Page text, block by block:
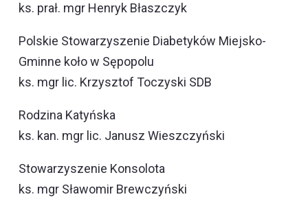
ks. prał. mgr Henryk Błaszczyk
Polskie Stowarzyszenie Diabetyków Miejsko-
Gminne koło w Sępopolu
ks. mgr lic. Krzysztof Toczyski SDB
Rodzina Katyńska
ks. kan. mgr lic. Janusz Wieszczyński
Stowarzyszenie Konsolota
ks. mgr Sławomir Brewczyński